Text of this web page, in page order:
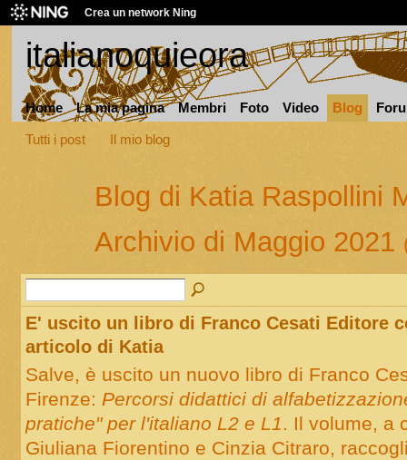
Crea un network Ning
italianoquieora
Home La mia pagina Membri Foto Video Blog
Tutti i post Il mio blog
Blog di Katia Raspollini
Archivio di Maggio 2021
E' uscito un libro di Franco Cesati Editore
articolo di Katia
Salve, è uscito un nuovo libro di Franco
Firenze: Percorsi didattici di
pratiche" per l'italiano L2 e L1. Il volume, a
Giuliana Fiorentino e Cinzia Citraro,